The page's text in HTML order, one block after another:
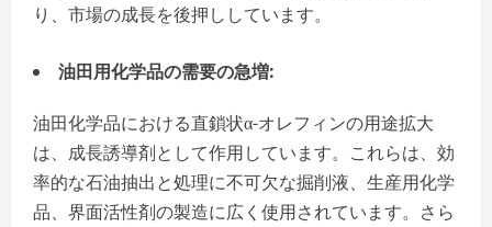
り、市場の成長を後押ししています。
油田用化学品の需要の急増:
油田化学品における直鎖状α-オレフィンの用途拡大
は、成長誘導剤として作用しています。これらは、効
率的な石油抽出と処理に不可欠な掘削液、生産用化学
品、界面活性剤の製造に広く使用されています。さら